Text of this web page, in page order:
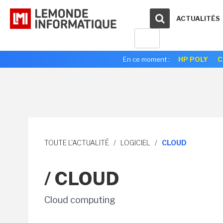
ACTUALITÉS
En ce moment : HP POLY
TOUTE L'ACTUALITÉ / LOGICIEL / CLOUD
/ CLOUD
Cloud computing